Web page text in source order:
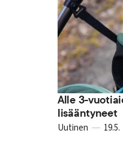
Alle 3-
lisääntyneet
Uutinen 19.5.